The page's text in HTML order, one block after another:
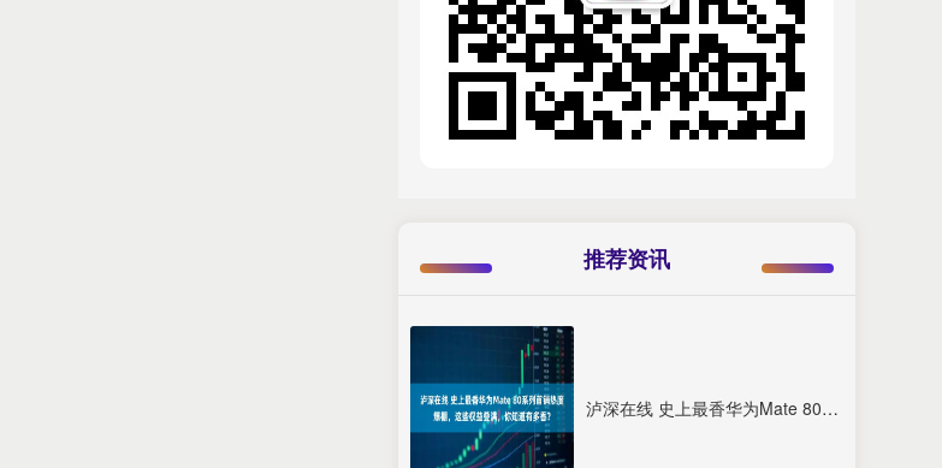
推荐资讯
泸深在线 史上最香华为Mate 80系列首销热度爆棚，这些权益叠满，你知道有多香？